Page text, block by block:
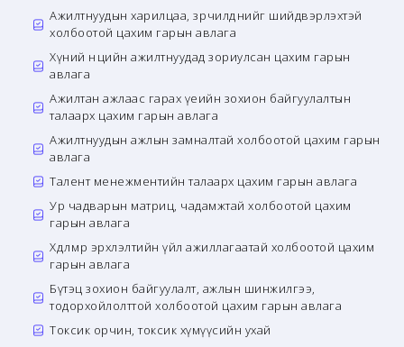
Ажилтнуудын харилцаа, зөрчилдөөнийг шийдвэрлэхтэй
холбоотой цахим гарын авлага
Хүний нөөцийн ажилтнуудад зориулсан цахим гарын
авлага
Ажилтан ажлаас гарах үеийн зохион байгуулалтын
талаарх цахим гарын авлага
Ажилтнуудын ажлын замналтай холбоотой цахим гарын
авлага
Талент менежментийн талаарх цахим гарын авлага
Ур чадварын матриц, чадамжтай холбоотой цахим
гарын авлага
Хөдөлмөр эрхлэлтийн үйл ажиллагаатай холбоотой цахим
гарын авлага
Бүтэц зохион байгуулалт, ажлын шинжилгээ,
тодорхойлолттой холбоотой цахим гарын авлага
Токсик орчин, токсик хүмүүсийн ухай